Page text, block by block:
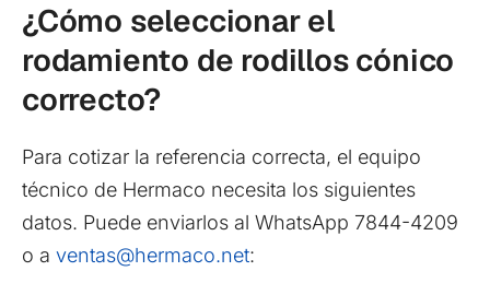
¿Cómo seleccionar el
rodamiento de rodillos cónico
correcto?
Para cotizar la referencia correcta, el equipo
técnico de Hermaco necesita los siguientes
datos. Puede enviarlos al WhatsApp 7844-4209
o a ventas@hermaco.net: